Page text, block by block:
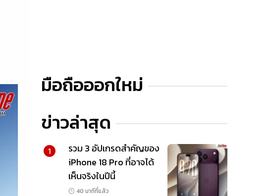
มือถือออกใหม่
ข่าวล่าสุด
1
รวม 3 อัปเกรดสำคัญของ
iPhone 18 Pro ที่อาจได้
เห็นจริงในปีนี้
40 นาทีที่แล้ว